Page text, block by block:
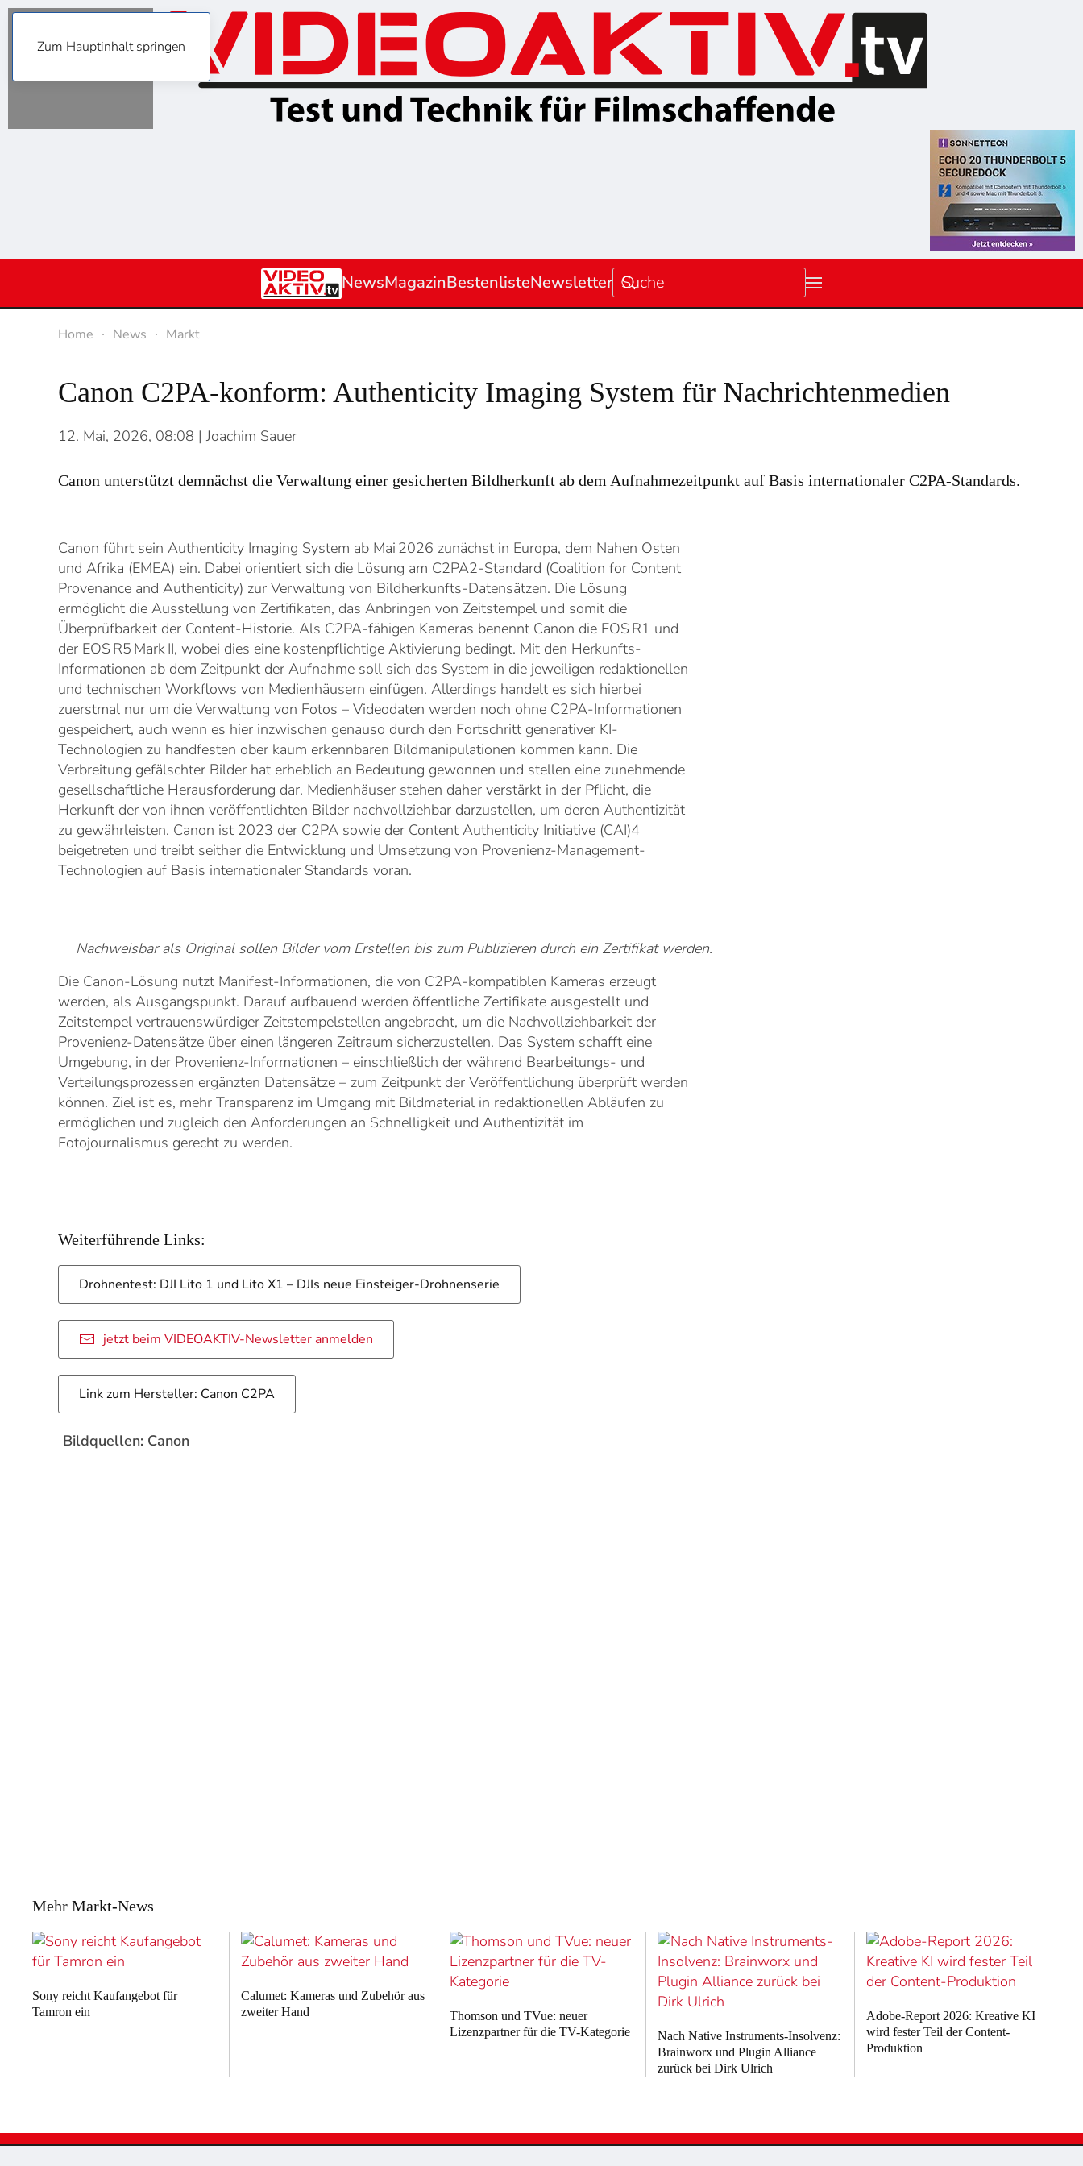
Zum Hauptinhalt springen
NewsMagazinBestenlisteNewsletter
Home News Markt
Canon C2PA-konform: Authenticity Imaging System für Nachrichtenmedien
12. Mai, 2026, 08:08 | Joachim Sauer
Canon unterstützt demnächst die Verwaltung einer gesicherten Bildherkunft ab dem Aufnahmezeitpunkt auf Basis internationaler C2PA-Standards.
Canon führt sein Authenticity Imaging System ab Mai 2026 zunächst in Europa, dem Nahen Osten
und Afrika (EMEA) ein. Dabei orientiert sich die Lösung am C2PA2-Standard (Coalition for Content
Provenance and Authenticity) zur Verwaltung von Bildherkunfts-Datensätzen. Die Lösung
ermöglicht die Ausstellung von Zertifikaten, das Anbringen von Zeitstempel und somit die
Überprüfbarkeit der Content-Historie. Als C2PA-fähigen Kameras benennt Canon die EOS R1 und
der EOS R5 Mark II, wobei dies eine kostenpflichtige Aktivierung bedingt. Mit den Herkunfts-
Informationen ab dem Zeitpunkt der Aufnahme soll sich das System in die jeweiligen redaktionellen
und technischen Workflows von Medienhäusern einfügen. Allerdings handelt es sich hierbei
zuerstmal nur um die Verwaltung von Fotos – Videodaten werden noch ohne C2PA-Informationen
gespeichert, auch wenn es hier inzwischen genauso durch den Fortschritt generativer KI-
Technologien zu handfesten ober kaum erkennbaren Bildmanipulationen kommen kann. Die
Verbreitung gefälschter Bilder hat erheblich an Bedeutung gewonnen und stellen eine zunehmende
gesellschaftliche Herausforderung dar. Medienhäuser stehen daher verstärkt in der Pflicht, die
Herkunft der von ihnen veröffentlichten Bilder nachvollziehbar darzustellen, um deren Authentizität
zu gewährleisten. Canon ist 2023 der C2PA sowie der Content Authenticity Initiative (CAI)4
beigetreten und treibt seither die Entwicklung und Umsetzung von Provenienz-Management-
Technologien auf Basis internationaler Standards voran.
Nachweisbar als Original sollen Bilder vom Erstellen bis zum Publizieren durch ein Zertifikat werden.
Die Canon-Lösung nutzt Manifest-Informationen, die von C2PA-kompatiblen Kameras erzeugt
werden, als Ausgangspunkt. Darauf aufbauend werden öffentliche Zertifikate ausgestellt und
Zeitstempel vertrauenswürdiger Zeitstempelstellen angebracht, um die Nachvollziehbarkeit der
Provenienz-Datensätze über einen längeren Zeitraum sicherzustellen. Das System schafft eine
Umgebung, in der Provenienz-Informationen – einschließlich der während Bearbeitungs- und
Verteilungsprozessen ergänzten Datensätze – zum Zeitpunkt der Veröffentlichung überprüft werden
können. Ziel ist es, mehr Transparenz im Umgang mit Bildmaterial in redaktionellen Abläufen zu
ermöglichen und zugleich den Anforderungen an Schnelligkeit und Authentizität im
Fotojournalismus gerecht zu werden.
Weiterführende Links:
Drohnentest: DJI Lito 1 und Lito X1 – DJIs neue Einsteiger-Drohnenserie
jetzt beim VIDEOAKTIV-Newsletter anmelden
Link zum Hersteller: Canon C2PA
Bildquellen: Canon
Mehr Markt-News
Sony reicht Kaufangebot für
Tamron ein
Calumet: Kameras und Zubehör aus
zweiter Hand
Thomson und TVue: neuer
Lizenzpartner für die TV-Kategorie
Nach Native Instruments-Insolvenz:
Brainworx und Plugin Alliance
zurück bei Dirk Ulrich
Adobe-Report 2026: Kreative KI
wird fester Teil der Content-
Produktion